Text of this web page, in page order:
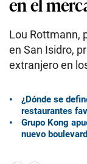
Lou Rottmann,
en San Isidro,
extranjero en
¿Dónde se
restaurantes
Grupo Kong
nuevo